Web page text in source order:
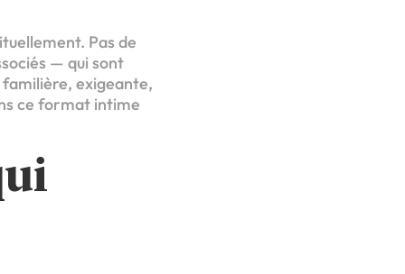
Pas de
— qui sont
exigeante,
ce format intime